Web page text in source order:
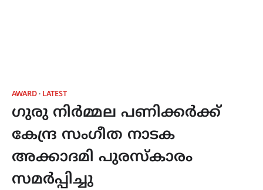
AWARD LATEST
ഗുരു നിർമ്മല പണിക്കർക്ക്
കേന്ദ്ര സംഗീത നാടക
അക്കാദമി പുരസ്‌കാരം
സമർപ്പിച്ചു